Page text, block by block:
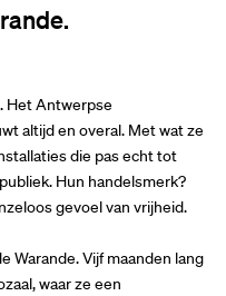
Het Antwerpse
altijd en overal. Met wat ze
die pas echt tot
Hun handelsmerk?
gevoel van vrijheid.
Warande. Vijf maanden lang
waar ze een